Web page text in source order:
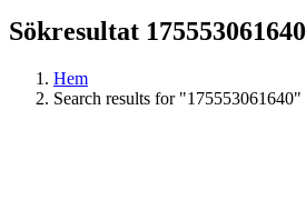
Sökresultat 175553061640
Hem
Search results for "175553061640"